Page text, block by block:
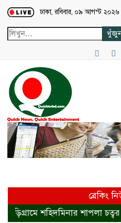
Loading...
ঢাকা, রবিবার, ০৯ আগস্ট ২০২৬
ব্রেকিং
শহিদমিনার শাপলা চত্বর ভেঙে